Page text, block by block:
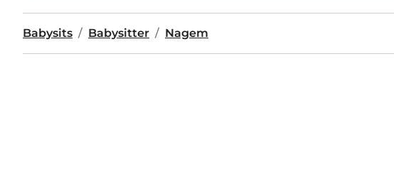
Babysits Babysitter Nagem